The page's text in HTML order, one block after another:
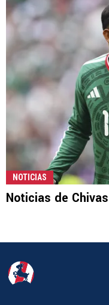
NOTICIAS
Noticias de